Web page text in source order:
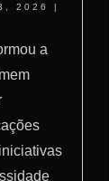
2026
|
a